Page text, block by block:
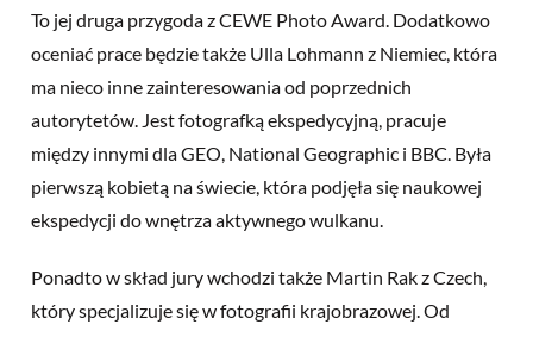
To jej druga przygoda z CEWE Photo Award. Dodatkowo
oceniać prace będzie także Ulla Lohmann z Niemiec, która
ma nieco inne zainteresowania od poprzednich
autorytetów. Jest fotografką ekspedycyjną, pracuje
między innymi dla GEO, National Geographic i BBC. Była
pierwszą kobietą na świecie, która podjęła się naukowej
ekspedycji do wnętrza aktywnego wulkanu.
Ponadto w skład jury wchodzi także Martin Rak z Czech,
który specjalizuje się w fotografii krajobrazowej. Od